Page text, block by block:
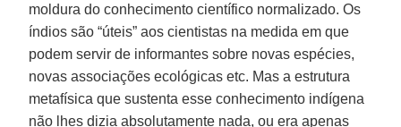
moldura do conhecimento científico normalizado. Os
índios são “úteis” aos cientistas na medida em que
podem servir de informantes sobre novas espécies,
novas associações ecológicas etc. Mas a estrutura
metafísica que sustenta esse conhecimento indígena
não lhes dizia absolutamente nada, ou era apenas